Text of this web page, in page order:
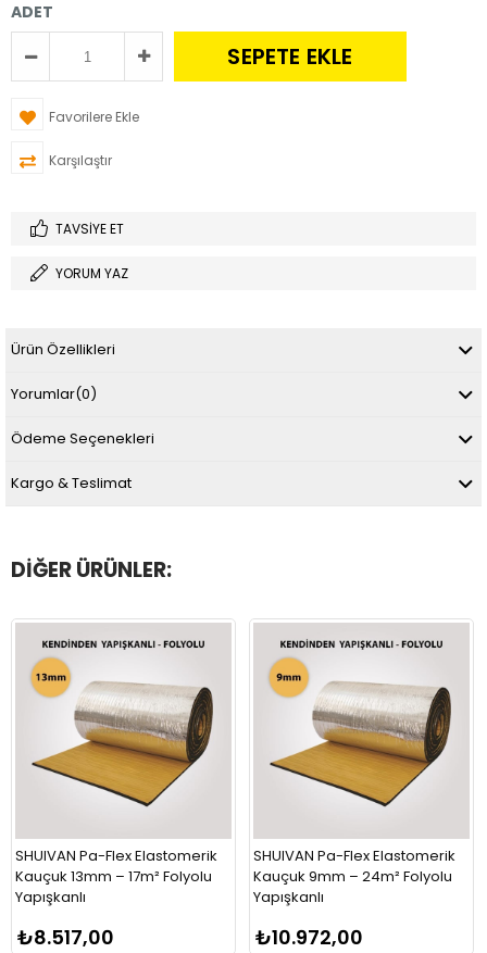
ADET
Favorilere Ekle
Karşılaştır
TAVSIYE ET
YORUM YAZ
Ürün Özellikleri
Yorumlar(0)
Ödeme Seçenekleri
Kargo & Teslimat
DIĞER ÜRÜNLER:
SHUIVAN Pa-Flex Elastomerik
Kauçuk 13mm – 17m² Folyolu
Yapışkanlı
₺8.517,00
SHUIVAN Pa-Flex Elastomerik
Kauçuk 9mm – 24m² Folyolu
Yapışkanlı
₺10.972,00